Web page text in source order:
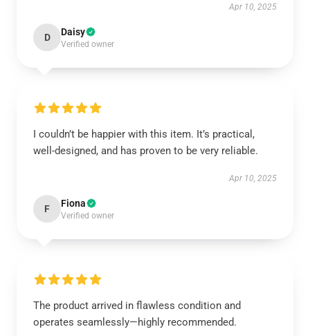
Apr 10, 2025
D Daisy
Verified owner
I couldn’t be happier with this item. It’s practical,
well-designed, and has proven to be very reliable.
Apr 10, 2025
F Fiona
Verified owner
The product arrived in flawless condition and
operates seamlessly—highly recommended.